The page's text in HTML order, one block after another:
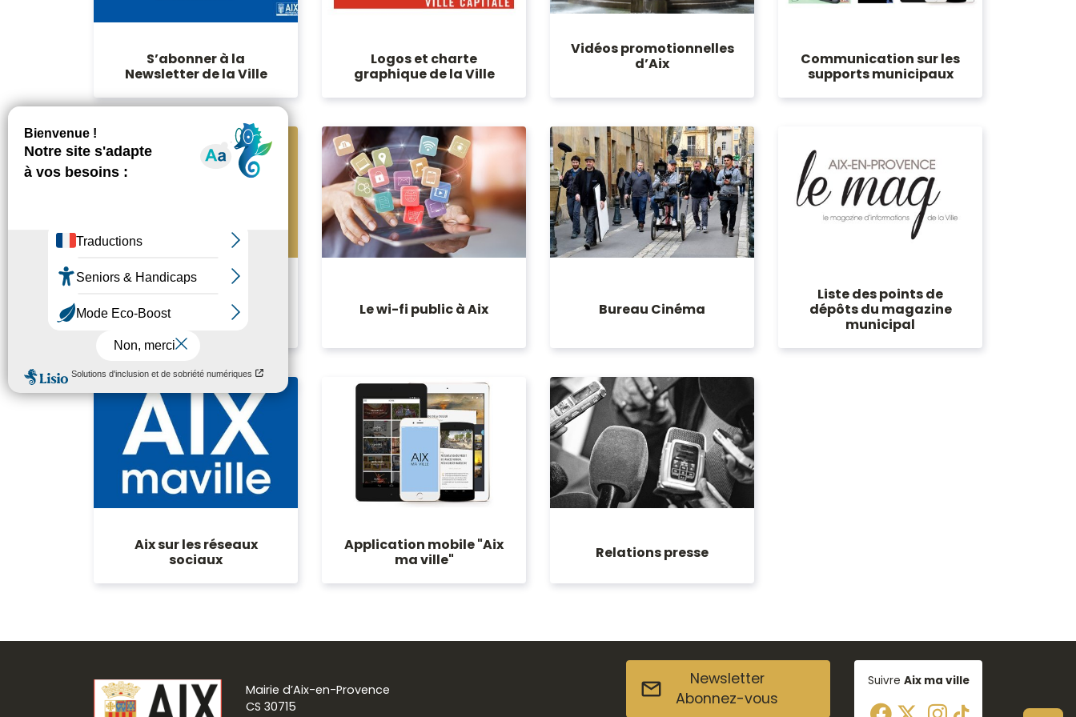
S’abonner à la
Newsletter de la Ville
Logos et charte
graphique de la Ville
Vidéos promotionnelles
d’Aix
Communication sur les
supports municipaux
Les publications de la
Le wi-fi public à Aix Bureau Cinéma
Liste des points de
dépôts du magazine
municipal
Aix sur les réseaux
sociaux
Application mobile "Aix
ma ville"
Relations presse
Mairie d’Aix-en-Provence
CS 30715
Newsletter
Abonnez-vous
Suivre Aix ma ville